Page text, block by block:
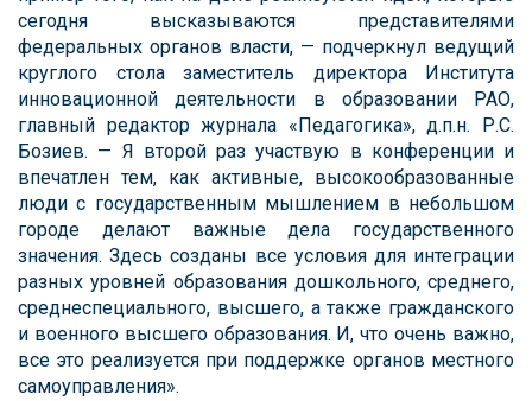
сегодня высказываются представителями
федеральных органов власти, — подчеркнул ведущий
круглого стола заместитель директора Института
инновационной деятельности в образовании РАО,
главный редактор журнала «Педагогика», д.п.н. Р.С.
Бозиев. — Я второй раз участвую в конференции и
впечатлен тем, как активные, высокообразованные
люди с государственным мышлением в небольшом
городе делают важные дела государственного
значения. Здесь созданы все условия для интеграции
разных уровней образования дошкольного, среднего,
среднеспециального, высшего, а также гражданского
и военного высшего образования. И, что очень важно,
все это реализуется при поддержке органов местного
самоуправления».